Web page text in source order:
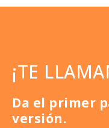
¡TE
Da el primer
versión.